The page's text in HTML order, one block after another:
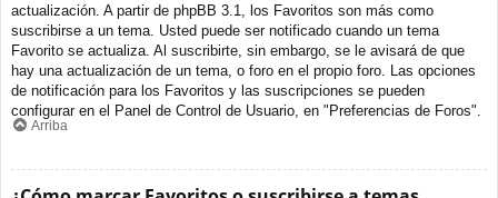
actualización. A partir de phpBB 3.1, los Favoritos son más como
suscribirse a un tema. Usted puede ser notificado cuando un tema
Favorito se actualiza. Al suscribirte, sin embargo, se le avisará de que
hay una actualización de un tema, o foro en el propio foro. Las opciones
de notificación para los Favoritos y las suscripciones se pueden
configurar en el Panel de Control de Usuario, en "Preferencias de Foros".
Arriba